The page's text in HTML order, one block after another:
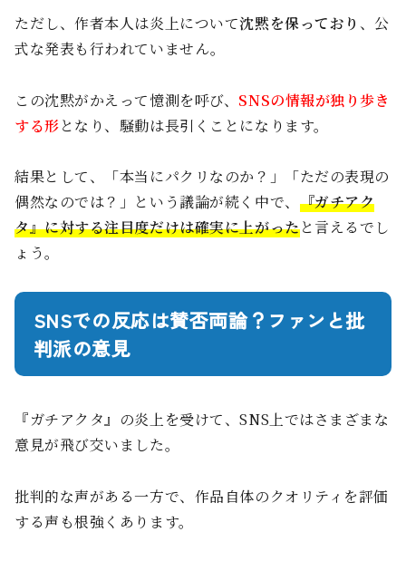
ただし、作者本人は炎上について沈黙を保っており 、公
式な発表も行われていません。
この沈黙がかえって憶測を呼び、 SNSの情報が独り歩き
する形となり、騒動は長引くことになります。
結果として、「本当にパクリなのか？」「ただの表現の
偶然なのでは？」という議論が続く中で、 『ガチアク
タ』に対する注目度だけは確実に上がったと言えるでし
ょう。
SNSでの反応は賛否両論？ファンと批
判派の意見
『ガチアクタ』の炎上を受けて、SNS上ではさまざまな
意見が飛び交いました。
批判的な声がある一方で、作品自体のクオリティを評価
する声も根強くあります。